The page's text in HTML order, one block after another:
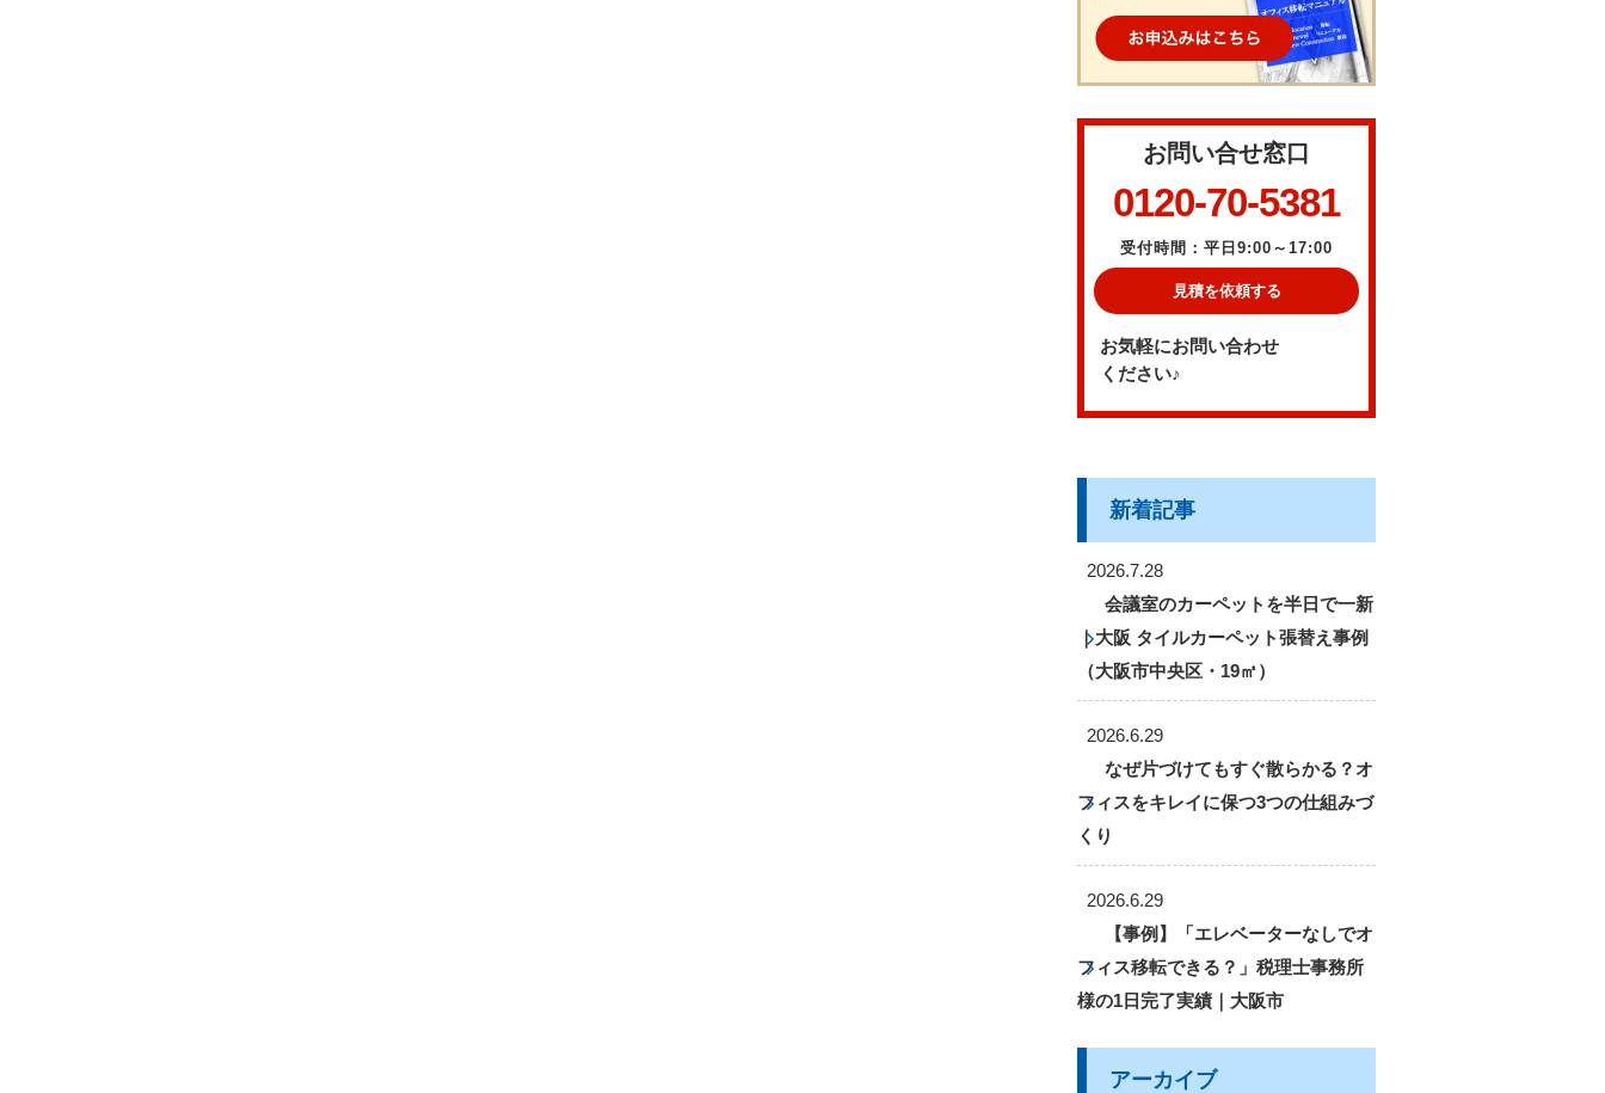
お問い合せ窓口
0120-70-5381
受付時間：平日9:00～17:00
見積を依頼する
お気軽にお問い合わせ
ください♪
新着記事
2026.7.28
会議室のカーペットを半日で一新
｜大阪 タイルカーペット張替え事例
（大阪市中央区・19㎡）
2026.6.29
なぜ片づけてもすぐ散らかる？オ
フィスをキレイに保つ3つの仕組みづ
くり
2026.6.29
【事例】「エレベーターなしでオ
フィス移転できる？」税理士事務所
様の1日完了実績｜大阪市
アーカイブ